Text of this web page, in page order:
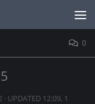
0
· UPDATED 12:09, 1